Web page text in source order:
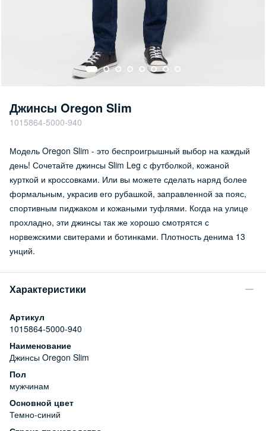
Джинсы Oregon Slim
1015864-5000-940
Модель Oregon Slim - это беспроигрышный выбор на каждый
день! Сочетайте джинсы Slim Leg с футболкой, кожаной
курткой и кроссовками. Или вы можете сделать наряд более
формальным, украсив его рубашкой, заправленной за пояс,
спортивным пиджаком и кожаными туфлями. Когда на улице
прохладно, эти джинсы так же хорошо смотрятся с
норвежскими свитерами и ботинками. Плотность денима 13
унций.
Характеристики
Артикул
1015864-5000-940
Наименование
Джинсы Oregon Slim
Пол
мужчинам
Основной цвет
Темно-синий